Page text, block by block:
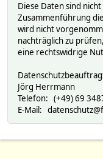
Diese Daten sind
Zusammenführung
wird nicht
nachträglich zu
eine rechtswidrige
Jörg Herrmann
Telefon: (+49) 69
E-Mail: